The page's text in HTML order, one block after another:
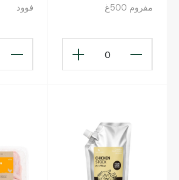
مفروم 500غ
0
فوود